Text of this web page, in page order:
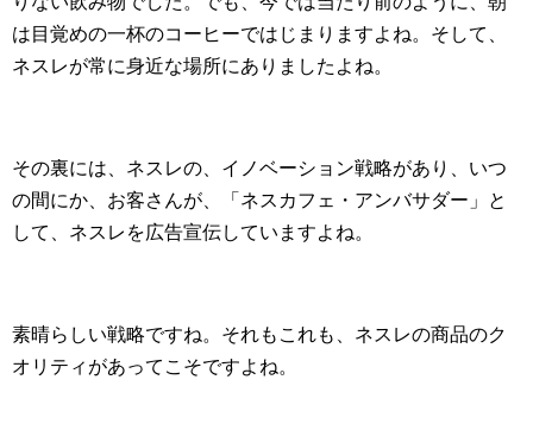
は目覚めの一杯のコーヒーではじまりますよね。そして、
ネスレが常に身近な場所にありましたよね。
その裏には、ネスレの、イノベーション戦略があり、いつ
の間にか、お客さんが、「ネスカフェ・アンバサダー」と
して、ネスレを広告宣伝していますよね。
素晴らしい戦略ですね。それもこれも、ネスレの商品のク
オリティがあってこそですよね。